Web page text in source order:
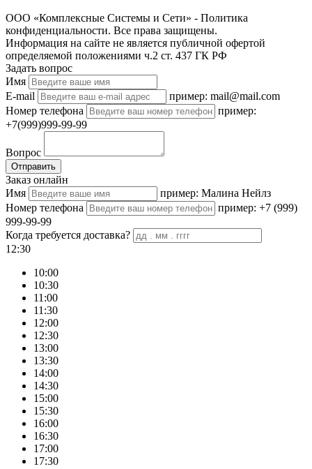
ООО «Комплексные Системы и Сети» - Политика
конфиденциальности. Все права защищены.
Информация на сайте не является публичной офертой
определяемой положениями ч.2 ст. 437 ГК РФ
Задать вопрос
Имя
E-mail
пример: mail@mail.com
Номер телефона
пример:
+7(999)999-99-99
Вопрос
Отправить
Заказ онлайн
Имя
пример: Малина Нейлз
Номер телефона
пример: +7 (999)
999-99-99
Когда требуется доставка?
12:30
10:00
10:30
11:00
11:30
12:00
12:30
13:00
13:30
14:00
14:30
15:00
15:30
16:00
16:30
17:00
17:30